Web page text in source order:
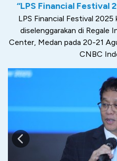
“LPS Financial Festival
LPS Financial Festival 2025
diselenggarakan di Regale
Center, Medan pada 20-21
CNBC